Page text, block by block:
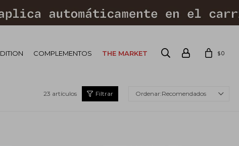
COMPLEMENTOS THE MARKET $0
23 artículos Recomendados